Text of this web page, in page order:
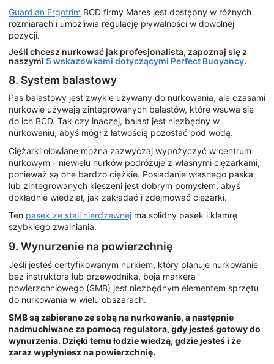
Guardian Ergotrim BCD firmy Mares jest dostępny w różnych
rozmiarach i umożliwia regulację pływalności w dowolnej
pozycji.
Jeśli chcesz nurkować jak profesjonalista, zapoznaj się z
naszymi 5 wskazówkami dotyczącymi Perfect Buoyancy.
8. System balastowy
Pas balastowy jest zwykle używany do nurkowania, ale czasami
nurkowie używają zintegrowanych balastów, które wsuwa się
do ich BCD. Tak czy inaczej, balast jest niezbędny w
nurkowaniu, abyś mógł z łatwością pozostać pod wodą.
Ciężarki ołowiane można zazwyczaj wypożyczyć w centrum
nurkowym - niewielu nurków podróżuje z własnymi ciężarkami,
ponieważ są one bardzo ciężkie. Posiadanie własnego paska
lub zintegrowanych kieszeni jest dobrym pomysłem, abyś
dokładnie wiedział, jak zakładać i zdejmować ciężarki.
Ten pasek ze stali nierdzewnej ma solidny pasek i klamrę
szybkiego zwalniania.
9. Wynurzenie na powierzchnię
Jeśli jesteś certyfikowanym nurkiem, który planuje nurkowanie
bez instruktora lub przewodnika, boja markera
powierzchniowego (SMB) jest niezbędnym elementem sprzętu
do nurkowania w wielu obszarach.
SMB są zabierane ze sobą na nurkowanie, a następnie
nadmuchiwane za pomocą regulatora, gdy jesteś gotowy do
wynurzenia. Dzięki temu łodzie wiedzą, gdzie jesteś i że
zaraz wypłyniesz na powierzchnię.